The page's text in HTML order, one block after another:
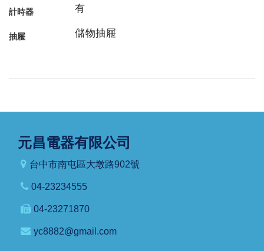
計時器 有
抽屜 儲物抽屜
元昌電器有限公司
台中市南屯區大墩路902號
04-23234555
04-23271870
yc8882@gmail.com